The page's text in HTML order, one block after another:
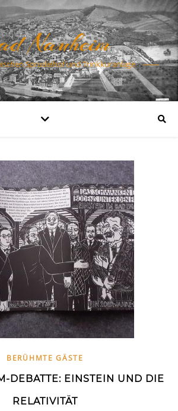
Nauheim
Sprudelhof und Trinkkuranlage
BERÜHMTE GÄSTE
DEBATTE: EINSTEIN UND DIE
RELATIVITÄT